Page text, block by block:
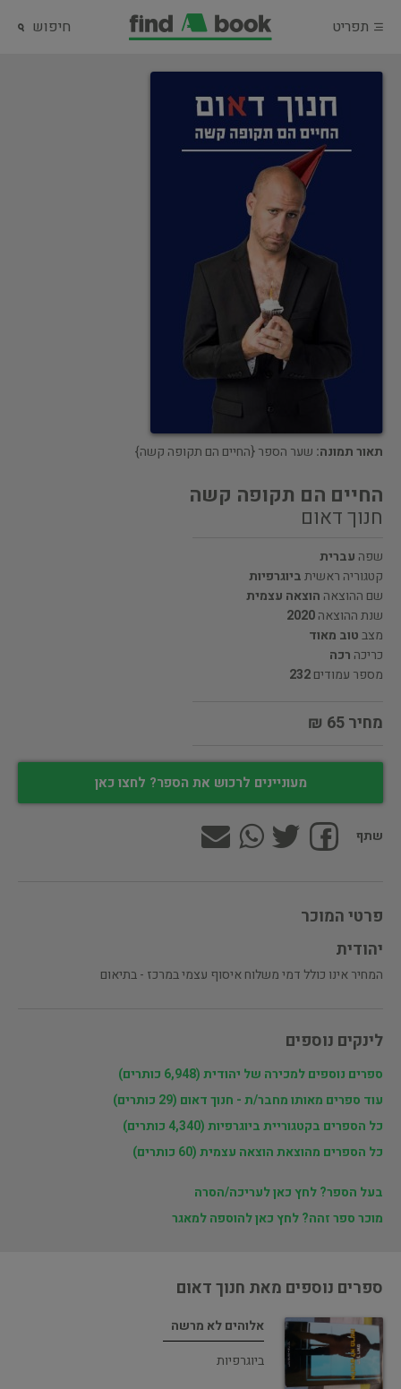
תפריט חיפוש
תאור תמונה: שער הספר {החיים הם תקופה קשה}
החיים הם תקופה קשה
חנוך דאום
שפה עברית
קטגוריה ראשיתביוגרפיות
שם ההוצאה הוצאה עצמית
שנת ההוצאה2020
מצבטוב מאוד
כריכה רכה
מספר עמודים232
מחיר 65 ₪
מעוניינים לרכוש את הספר? לחצו כאן
שתף
פרטי המוכר
יהודית
המחיר אינו כולל דמי משלוח איסוף עצמי במרכז - בתיאום
לינקים נוספים
ספרים נוספים למכירה של יהודית (6,948 כותרים)
עוד ספרים מאותו מחבר/ת - חנוך דאום (29 כותרים)
כל הספרים בקטגוריית ביוגרפיות (4,340 כותרים)
כל הספרים מהוצאת הוצאה עצמית (60 כותרים)
בעל הספר? לחץ כאן לעריכה/הסרה
מוכר ספר זהה? לחץ כאן להוספה למאגר
ספרים נוספים מאת חנוך דאום
אלוהים לא מרשה
ביוגרפיות